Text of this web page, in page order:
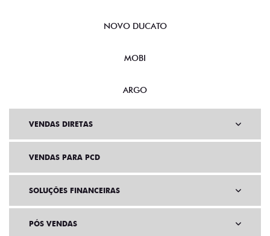
NOVO DUCATO
MOBI
ARGO
VENDAS DIRETAS
VENDAS PARA PCD
SOLUÇÕES FINANCEIRAS
PÓS VENDAS